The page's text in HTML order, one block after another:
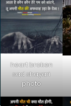
heart broken
sad shayari
photo